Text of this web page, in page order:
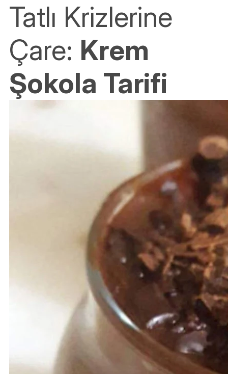
Tatlı Krizlerine
Çare: Krem
Şokola Tarifi